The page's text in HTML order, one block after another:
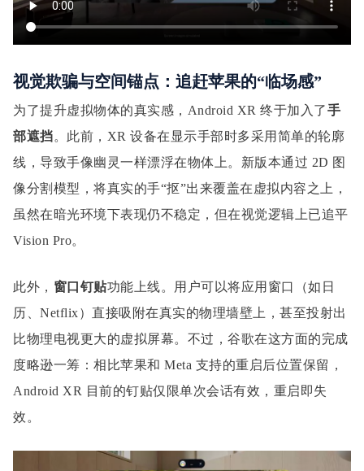
视觉欺骗与空间锚点：追赶苹果的“临场感”
为了提升虚拟物体的真实感，Android XR 终于加入了手
部遮挡。此前，XR 设备在显示手部时多采用简单的轮廓
线，导致手像幽灵一样漂浮在物体上。新版本通过 2D 图
像分割模型，将真实的手“抠”出来覆盖在虚拟内容之上，
虽然在暗光环境下表现仍不稳定，但在视觉逻辑上已追平
Vision Pro。
此外， 窗口钉贴功能上线。用户可以将应用窗口（如日
历、Netflix）直接吸附在真实的物理墙壁上，甚至投射出
比物理电视更大的虚拟屏幕。不过，谷歌在这方面的完成
度略逊一筹：相比苹果和 Meta 支持的重启后位置保留，
Android XR 目前的钉贴仅限单次会话有效，重启即失
效。